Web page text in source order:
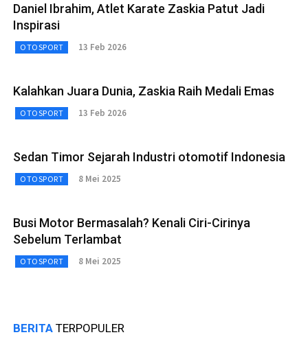
Daniel Ibrahim, Atlet Karate Zaskia Patut Jadi
Inspirasi
OTOSPORT 13 Feb 2026
Kalahkan Juara Dunia, Zaskia Raih Medali Emas
OTOSPORT 13 Feb 2026
Sedan Timor Sejarah Industri otomotif Indonesia
OTOSPORT 8 Mei 2025
Busi Motor Bermasalah? Kenali Ciri-Cirinya
Sebelum Terlambat
OTOSPORT 8 Mei 2025
BERITA TERPOPULER